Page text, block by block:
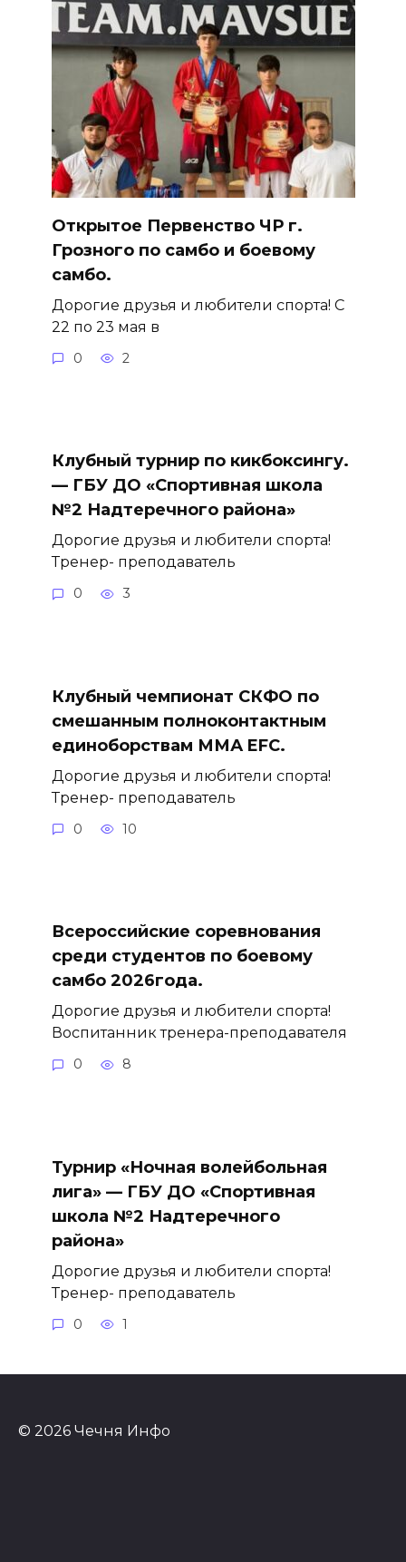
Открытое Первенство ЧР г.
Грозного по самбо и боевому
самбо.
Дорогие друзья и любители спорта! С
22 по 23 мая в
0 2
Клубный турнир по кикбоксингу.
— ГБУ ДО «Спортивная школа
№2 Надтеречного района»
Дорогие друзья и любители спорта!
Тренер- преподаватель
0 3
Клубный чемпионат СКФО по
смешанным полноконтактным
единоборствам ММА EFC.
Дорогие друзья и любители спорта!
Тренер- преподаватель
0 10
Всероссийские соревнования
среди студентов по боевому
самбо 2026года.
Дорогие друзья и любители спорта!
Воспитанник тренера-преподавателя
0 8
Турнир «Ночная волейбольная
лига» — ГБУ ДО «Спортивная
школа №2 Надтеречного
района»
Дорогие друзья и любители спорта!
Тренер- преподаватель
0 1
© 2026 Чечня Инфо